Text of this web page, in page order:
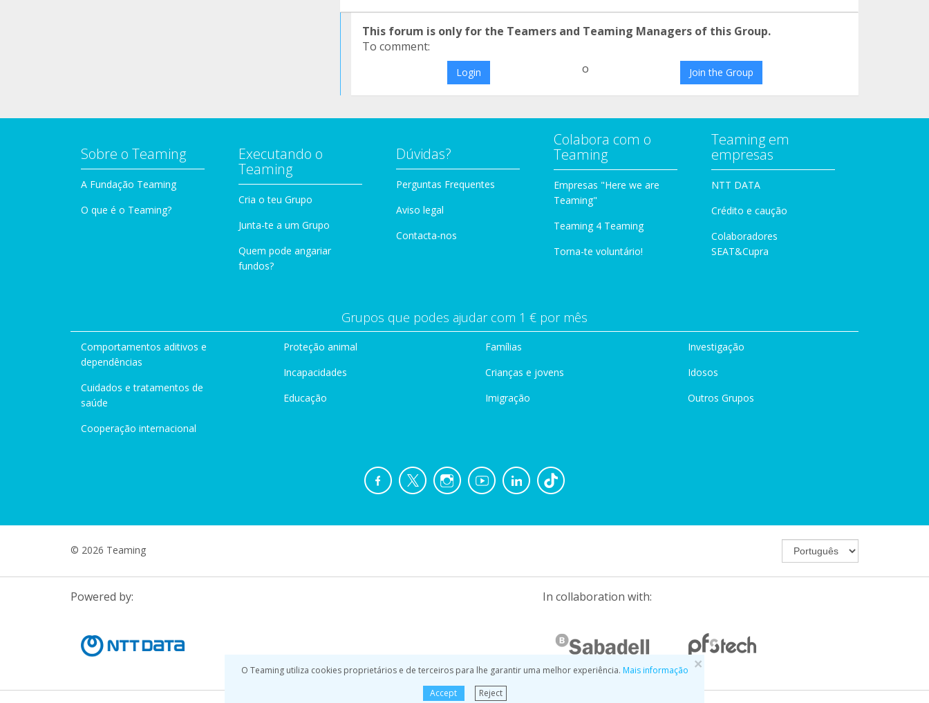
×
O Teaming utiliza cookies proprietários e de terceiros para lhe garantir uma melhor experiência. Mais informação
Accept
Reject
This forum is only for the Teamers and Teaming Managers of this Group.
To comment:
Login o Join the Group
Sobre o Teaming
A Fundação Teaming
O que é o Teaming?
Executando o
Teaming
Cria o teu Grupo
Junta-te a um Grupo
Quem pode angariar
fundos?
Dúvidas?
Perguntas Frequentes
Aviso legal
Contacta-nos
Colabora com o
Teaming
Empresas "Here we are
Teaming"
Teaming 4 Teaming
Torna-te voluntário!
Teaming em
empresas
NTT DATA
Crédito e caução
Colaboradores
SEAT&Cupra
Grupos que podes ajudar com 1 € por mês
Comportamentos aditivos e
dependências
Cuidados e tratamentos de
saúde
Cooperação internacional
Proteção animal
Incapacidades
Educação
Famílias
Crianças e jovens
Imigração
Investigação
Idosos
Outros Grupos
© 2026 Teaming
Powered by: In collaboration with: